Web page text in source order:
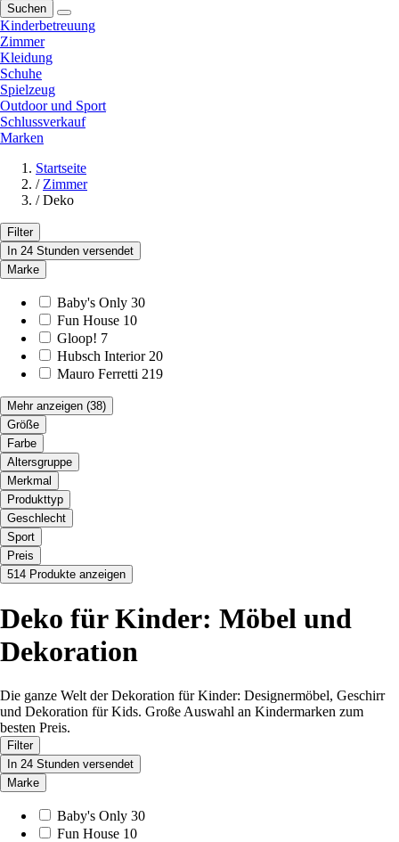
Suchen
Kinderbetreuung
Zimmer
Kleidung
Schuhe
Spielzeug
Outdoor und Sport
Schlussverkauf
Marken
Startseite
/ Zimmer
/ Deko
Filter
In 24 Stunden versendet
Marke
Baby's Only 30
Fun House 10
Gloop! 7
Hubsch Interior 20
Mauro Ferretti 219
Mehr anzeigen (38)
Größe
Farbe
Altersgruppe
Merkmal
Produkttyp
Geschlecht
Sport
Preis
514 Produkte anzeigen
Deko für Kinder: Möbel und
Dekoration
Die ganze Welt der Dekoration für Kinder: Designermöbel, Geschirr
und Dekoration für Kids. Große Auswahl an Kindermarken zum
besten Preis.
Filter
In 24 Stunden versendet
Marke
Baby's Only 30
Fun House 10